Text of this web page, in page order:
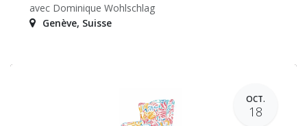
avec Dominique Wohlschlag
Genève, Suisse
OCT.
18